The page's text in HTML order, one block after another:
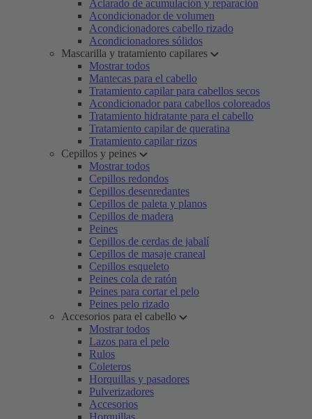
Aclarado de acumulación y reparación
Acondicionador de volumen
Acondicionadores cabello rizado
Acondicionadores sólidos
Mascarilla y tratamiento capilares
Mostrar todos
Mantecas para el cabello
Tratamiento capilar para cabellos secos
Acondicionador para cabellos coloreados
Tratamiento hidratante para el cabello
Tratamiento capilar de queratina
Tratamiento capilar rizos
Cepillos y peines
Mostrar todos
Cepillos redondos
Cepillos desenredantes
Cepillos de paleta y planos
Cepillos de madera
Peines
Cepillos de cerdas de jabalí
Cepillos de masaje craneal
Cepillos esqueleto
Peines cola de ratón
Peines para cortar el pelo
Peines pelo rizado
Accesorios para el cabello
Mostrar todos
Lazos para el pelo
Rulos
Coleteros
Horquillas y pasadores
Pulverizadores
Accesorios
Horquillas